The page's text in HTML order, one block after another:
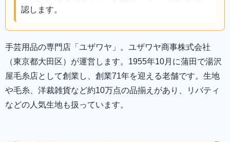
認します。
手芸用品の専門店「ユザワヤ」。ユザワヤ商事株式会社
（東京都大田区）が運営します。1955年10月に蒲田で湯沢
屋毛糸店として創業し、創業71年を迎える老舗です。生地
や毛糸、洋裁雑貨など約10万点の品揃えがあり、リバティ
などの人気生地も扱っています。